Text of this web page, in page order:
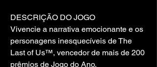
DESCRIÇÃO DO JOGO
Vivencie a narrativa emocionante e os
personagens inesquecíveis de The
Last of Us™, vencedor de mais de 200
prêmios de Jogo do Ano.